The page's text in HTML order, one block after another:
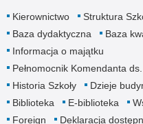
Kierownictwo Struktura
Baza dydaktyczna
Baza
Informacja o majątku
Pełnomocnik Komendanta
Historia Szkoły
Dzieje
Biblioteka
E-biblioteka
Foreign
Deklaracja